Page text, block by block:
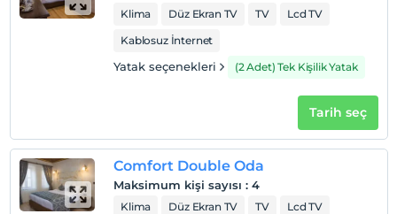
Check/in
En geç saat 11:00 ve öncesi
Sigara
Odalarda sigara içilmez
Giriş saatleri
Klima Düz Ekran TV TV
Lcd TV
Kablosuz İnternet
Yatak seçenekleri (2 Adet) Tek Kişilik Yatak
Tarih seç
Comfort Double Oda
Maksimum kişi sayısı : 4
Klima Düz Ekran TV TV
Lcd TV